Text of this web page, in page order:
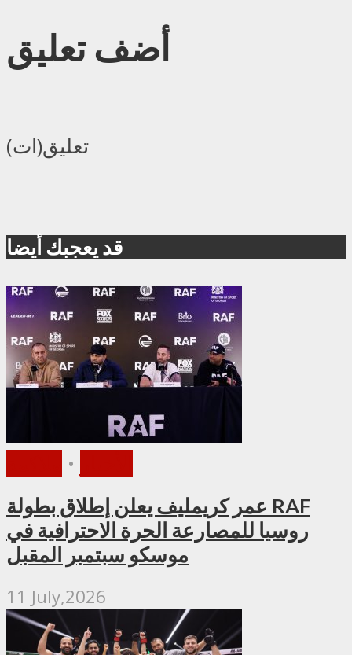
أضف تعليق
تعليق(ات)
قد يعجبك أيضا
•
عمر كريمليف يعلن إطلاق بطولة RAF
روسيا للمصارعة الحرة الاحترافية في
موسكو سبتمبر المقبل
11 July,2026